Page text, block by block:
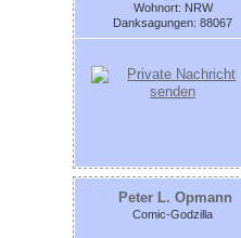
Wohnort: NRW
Danksagungen: 88067
Peter L. Opmann
Comic-Godzilla